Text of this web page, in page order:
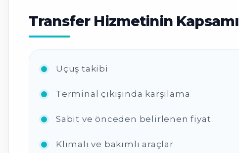
Transfer Hizmetinin Kapsamı
Uçuş takibi
Terminal çıkışında karşılama
Sabit ve önceden belirlenen fiyat
Klimalı ve bakımlı araçlar